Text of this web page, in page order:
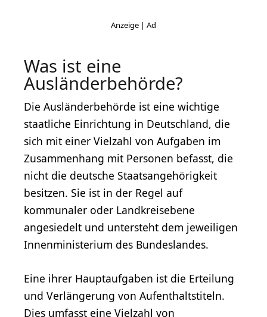
Was ist eine
Ausländerbehörde?
Die Ausländerbehörde ist eine wichtige
staatliche Einrichtung in Deutschland, die
sich mit einer Vielzahl von Aufgaben im
Zusammenhang mit Personen befasst, die
nicht die deutsche Staatsangehörigkeit
besitzen. Sie ist in der Regel auf
kommunaler oder Landkreisebene
angesiedelt und untersteht dem jeweiligen
Innenministerium des Bundeslandes.
Eine ihrer Hauptaufgaben ist die Erteilung
und Verlängerung von Aufenthaltstiteln.
Dies umfasst eine Vielzahl von